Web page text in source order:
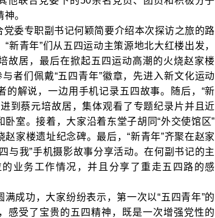
。
委专职副书记何颖简要介绍本次探访之旅的路
新青年”们从五四运动主策源地北大红楼出发，
故居，最后在掀起五四运动高潮的火烧赵家楼
者们佩戴“五四青年”徽章，先进入新文化运动
的解说，一边用手机记录五四故事。随后，“新
到蔡元培故居，集体观看了专题纪录片并且近
室。接着，大家沿着东堂子胡同“外交使馆区”
赵家楼遗址纪念碑。最后，“新青年”齐聚在赵家
与我”手机摄影故事分享活动。在何副书记的主
业务工作情况，并且分享了重走五四路的感
成功，大家纷纷表示，第一次以“五四青年”的
感受了宝贵的五四精神，既是一次增强党性的